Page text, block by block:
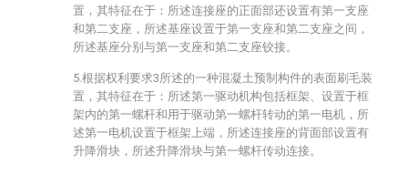
置，其特征在于：所述连接座的正面部还设置有第一支座
和第二支座，所述基座设置于第一支座和第二支座之间，
所述基座分别与第一支座和第二支座铰接。
5.根据权利要求3所述的一种混凝土预制构件的表面刷毛装
置，其特征在于：所述第一驱动机构包括框架、设置于框
架内的第一螺杆和用于驱动第一螺杆转动的第一电机，所
述第一电机设置于框架上端，所述连接座的背面部设置有
升降滑块，所述升降滑块与第一螺杆传动连接。